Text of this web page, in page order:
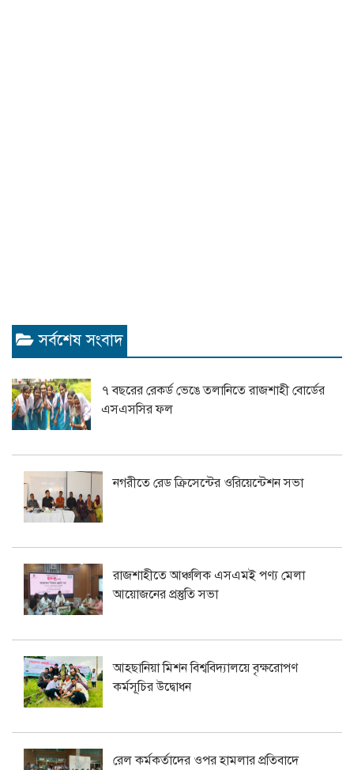
সর্বশেষ সংবাদ
৭ বছরের রেকর্ড ভেঙে তলানিতে রাজশাহী বোর্ডের
এসএসসির ফল
নগরীতে রেড ক্রিসেন্টের ওরিয়েন্টেশন সভা
রাজশাহীতে আঞ্চলিক এসএমই পণ্য মেলা
আয়োজনের প্রস্তুতি সভা
আহছানিয়া মিশন বিশ্ববিদ্যালয়ে বৃক্ষরোপণ
কর্মসূচির উদ্বোধন
রেল কর্মকর্তাদের ওপর হামলার প্রতিবাদে